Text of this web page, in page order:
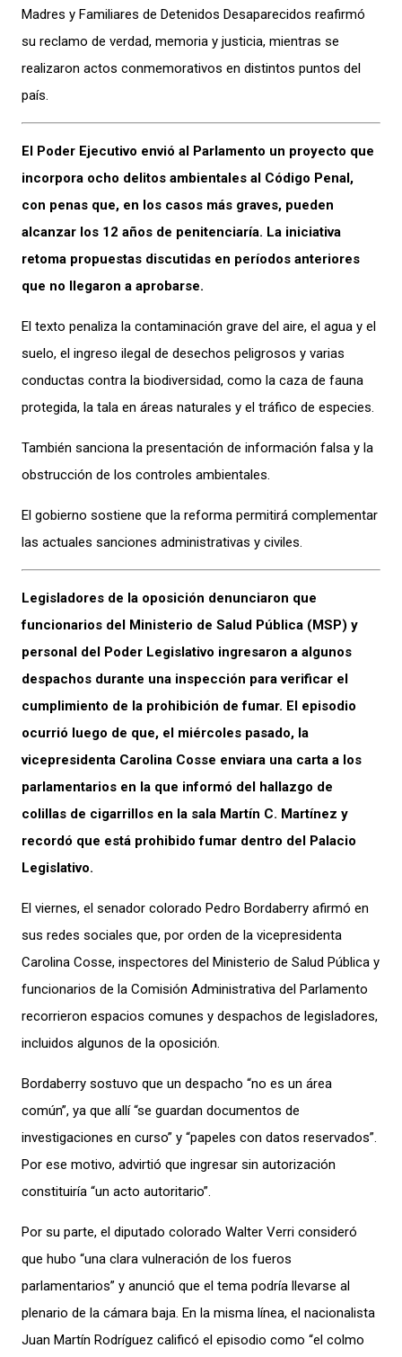
Madres y Familiares de Detenidos Desaparecidos reafirmó
su reclamo de verdad, memoria y justicia, mientras se
realizaron actos conmemorativos en distintos puntos del
país.
El Poder Ejecutivo envió al Parlamento un proyecto que
incorpora ocho delitos ambientales al Código Penal,
con penas que, en los casos más graves, pueden
alcanzar los 12 años de penitenciaría. La iniciativa
retoma propuestas discutidas en períodos anteriores
que no llegaron a aprobarse.
El texto penaliza la contaminación grave del aire, el agua y el
suelo, el ingreso ilegal de desechos peligrosos y varias
conductas contra la biodiversidad, como la caza de fauna
protegida, la tala en áreas naturales y el tráfico de especies.
También sanciona la presentación de información falsa y la
obstrucción de los controles ambientales.
El gobierno sostiene que la reforma permitirá complementar
las actuales sanciones administrativas y civiles.
Legisladores de la oposición denunciaron que
funcionarios del Ministerio de Salud Pública (MSP) y
personal del Poder Legislativo ingresaron a algunos
despachos durante una inspección para verificar el
cumplimiento de la prohibición de fumar. El episodio
ocurrió luego de que, el miércoles pasado, la
vicepresidenta Carolina Cosse enviara una carta a los
parlamentarios en la que informó del hallazgo de
colillas de cigarrillos en la sala Martín C. Martínez y
recordó que está prohibido fumar dentro del Palacio
Legislativo.
El viernes, el senador colorado Pedro Bordaberry afirmó en
sus redes sociales que, por orden de la vicepresidenta
Carolina Cosse, inspectores del Ministerio de Salud Pública y
funcionarios de la Comisión Administrativa del Parlamento
recorrieron espacios comunes y despachos de legisladores,
incluidos algunos de la oposición.
Bordaberry sostuvo que un despacho “no es un área
común”, ya que allí “se guardan documentos de
investigaciones en curso” y “papeles con datos reservados”.
Por ese motivo, advirtió que ingresar sin autorización
constituiría “un acto autoritario”.
Por su parte, el diputado colorado Walter Verri consideró
que hubo “una clara vulneración de los fueros
parlamentarios” y anunció que el tema podría llevarse al
plenario de la cámara baja. En la misma línea, el nacionalista
Juan Martín Rodríguez calificó el episodio como “el colmo